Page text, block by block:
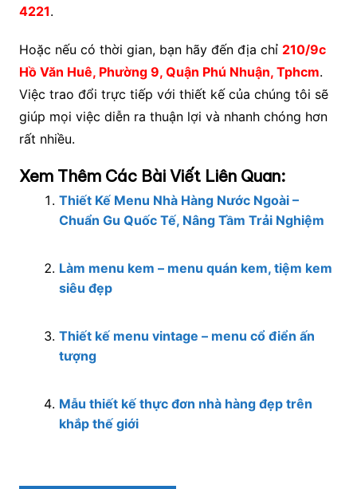
4221.
Hoặc nếu có thời gian, bạn hãy đến địa chỉ 210/9c
Hồ Văn Huê, Phường 9, Quận Phú Nhuận, Tphcm.
Việc trao đổi trực tiếp với thiết kế của chúng tôi sẽ
giúp mọi việc diễn ra thuận lợi và nhanh chóng hơn
rất nhiều.
Xem Thêm Các Bài Viết Liên Quan:
Thiết Kế Menu Nhà Hàng Nước Ngoài –
Chuẩn Gu Quốc Tế, Nâng Tầm Trải Nghiệm
Làm menu kem – menu quán kem, tiệm kem
siêu đẹp
Thiết kế menu vintage – menu cổ điển ấn
tượng
Mẫu thiết kế thực đơn nhà hàng đẹp trên
khắp thế giới